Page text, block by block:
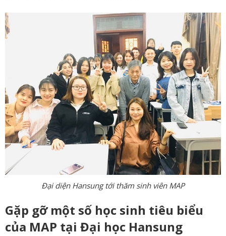
Đại diện Hansung tới thăm sinh viên MAP
Gặp gỡ một số học sinh tiêu biểu
của MAP tại Đại học Hansung